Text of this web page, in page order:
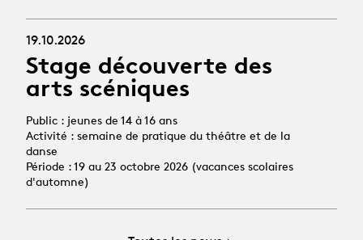
19.10.2026
Stage découverte des
arts scéniques
Public : jeunes de 14 à 16 ans
Activité : semaine de pratique du théâtre et de la
danse
Période : 19 au 23 octobre 2026 (vacances scolaires
d'automne)